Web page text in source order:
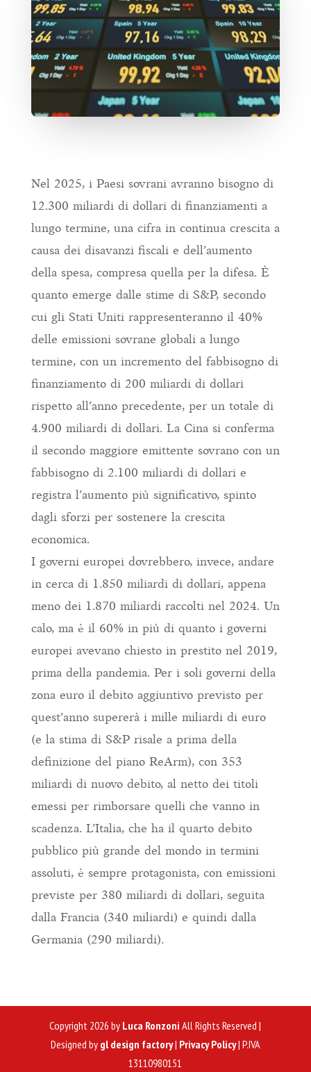
Nel 2025, i Paesi sovrani avranno bisogno di
12.300 miliardi di dollari di finanziamenti a
lungo termine, una cifra in continua crescita a
causa dei disavanzi fiscali e dell’aumento
della spesa, compresa quella per la difesa. È
quanto emerge dalle stime di S&P, secondo
cui gli Stati Uniti rappresenteranno il 40%
delle emissioni sovrane globali a lungo
termine, con un incremento del fabbisogno di
finanziamento di 200 miliardi di dollari
rispetto all’anno precedente, per un totale di
4.900 miliardi di dollari. La Cina si conferma
il secondo maggiore emittente sovrano con un
fabbisogno di 2.100 miliardi di dollari e
registra l’aumento più significativo, spinto
dagli sforzi per sostenere la crescita
economica.
I governi europei dovrebbero, invece, andare
in cerca di 1.850 miliardi di dollari, appena
meno dei 1.870 miliardi raccolti nel 2024. Un
calo, ma è il 60% in più di quanto i governi
europei avevano chiesto in prestito nel 2019,
prima della pandemia. Per i soli governi della
zona euro il debito aggiuntivo previsto per
quest’anno supererà i mille miliardi di euro
(e la stima di S&P risale a prima della
definizione del piano ReArm), con 353
miliardi di nuovo debito, al netto dei titoli
emessi per rimborsare quelli che vanno in
scadenza. L’Italia, che ha il quarto debito
pubblico più grande del mondo in termini
assoluti, è sempre protagonista, con emissioni
previste per 380 miliardi di dollari, seguita
dalla Francia (340 miliardi) e quindi dalla
Germania (290 miliardi).
Copyright 2026 by Luca Ronzoni All Rights Reserved |
Designed by gl design factory| Privacy Policy| P.IVA
13110980151